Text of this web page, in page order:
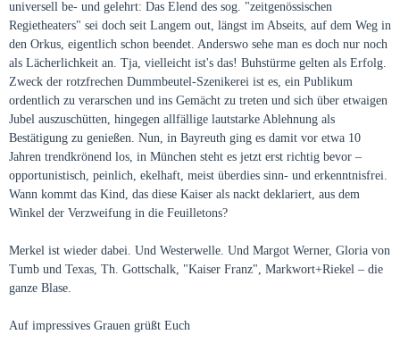
universell be- und gelehrt: Das Elend des sog. "zeitgenössischen
Regietheaters" sei doch seit Langem out, längst im Abseits, auf dem Weg in
den Orkus, eigentlich schon beendet. Anderswo sehe man es doch nur noch
als Lächerlichkeit an. Tja, vielleicht ist's das! Buhstürme gelten als Erfolg.
Zweck der rotzfrechen Dummbeutel-Szenikerei ist es, ein Publikum
ordentlich zu verarschen und ins Gemächt zu treten und sich über etwaigen
Jubel auszuschütten, hingegen allfällige lautstarke Ablehnung als
Bestätigung zu genießen. Nun, in Bayreuth ging es damit vor etwa 10
Jahren trendkrönend los, in München steht es jetzt erst richtig bevor –
opportunistisch, peinlich, ekelhaft, meist überdies sinn- und erkenntnisfrei.
Wann kommt das Kind, das diese Kaiser als nackt deklariert, aus dem
Winkel der Verzweifung in die Feuilletons?
Merkel ist wieder dabei. Und Westerwelle. Und Margot Werner, Gloria von
Tumb und Texas, Th. Gottschalk, "Kaiser Franz", Markwort+Riekel – die
ganze Blase.
Auf impressives Grauen grüßt Euch